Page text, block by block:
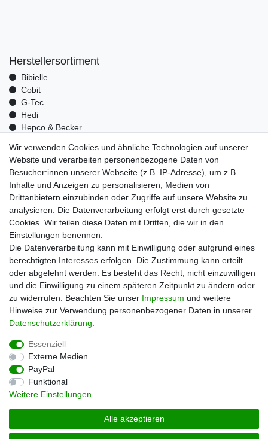
Herstellersortiment
Bibielle
Cobit
G-Tec
Hedi
Hepco & Becker
Optrel
Pressol
Telwin
Mehr über uns
Zahlungsarten
Versand
Kontakt
Unsere Kaufabwicklung ist durch SSL gesichert
Impressum
Widerrufs­recht Vertrag widerrufen
Wir verwenden Cookies und ähnliche Technologien auf unserer
Website und verarbeiten personenbezogene Daten von
Besucher:innen unserer Webseite (z.B. IP-Adresse), um z.B.
Inhalte und Anzeigen zu personalisieren, Medien von
Drittanbietern einzubinden oder Zugriffe auf unsere Website zu
analysieren. Die Datenverarbeitung erfolgt erst durch gesetzte
Cookies. Wir teilen diese Daten mit Dritten, die wir in den
Einstellungen benennen.
Die Datenverarbeitung kann mit Einwilligung oder aufgrund eines
berechtigten Interesses erfolgen. Die Zustimmung kann erteilt
oder abgelehnt werden. Es besteht das Recht, nicht einzuwilligen
und die Einwilligung zu einem späteren Zeitpunkt zu ändern oder
zu widerrufen. Beachten Sie unser Impressum und weitere
Hinweise zur Verwendung personenbezogener Daten in unserer
Daten­schutz­erklärung
Essenziell
Externe Medien
PayPal
Funktional
Weitere Einstellungen
Alle akzeptieren